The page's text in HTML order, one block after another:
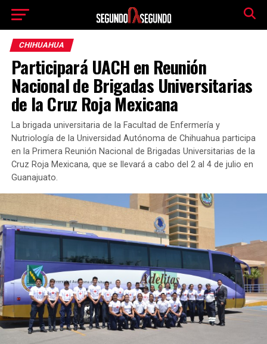
CHIHUAHUA
Participará UACH en Reunión
Nacional de Brigadas Universitarias
de la Cruz Roja Mexicana
La brigada universitaria de la Facultad de Enfermería y
Nutriología de la Universidad Autónoma de Chihuahua participa
en la Primera Reunión Nacional de Brigadas Universitarias de la
Cruz Roja Mexicana, que se llevará a cabo del 2 al 4 de julio en
Guanajuato.